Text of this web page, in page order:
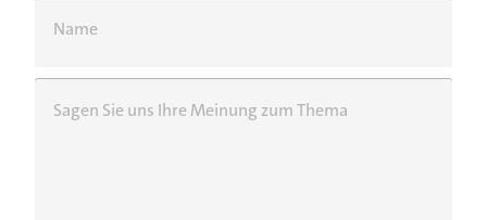
Name
Sagen Sie uns Ihre Meinung zum Thema